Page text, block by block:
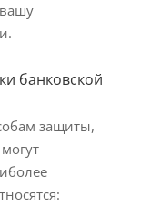
банковской
защиты,